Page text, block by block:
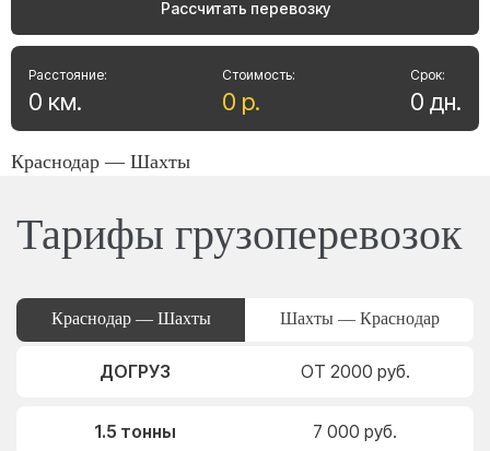
Рассчитать перевозку
Стоимость:
0 р.
Расстояние:
0 км.
Срок:
0 дн.
Краснодар — Шахты
Тарифы грузоперевозок
Краснодар — Шахты Шахты — Краснодар
ДОГРУЗ ОТ 2000 руб.
1.5 тонны 7 000 руб.